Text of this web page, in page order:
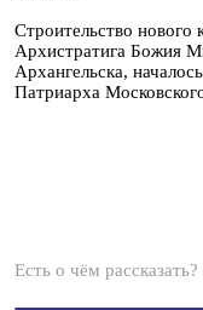
Строительство нового
Архистратига Божия
Архангельска,
Патриарха
Есть о чём